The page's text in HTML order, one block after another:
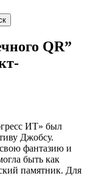
QR”
ИТ» был
Джобсу.
фантазию и
быть как
памятник. Для